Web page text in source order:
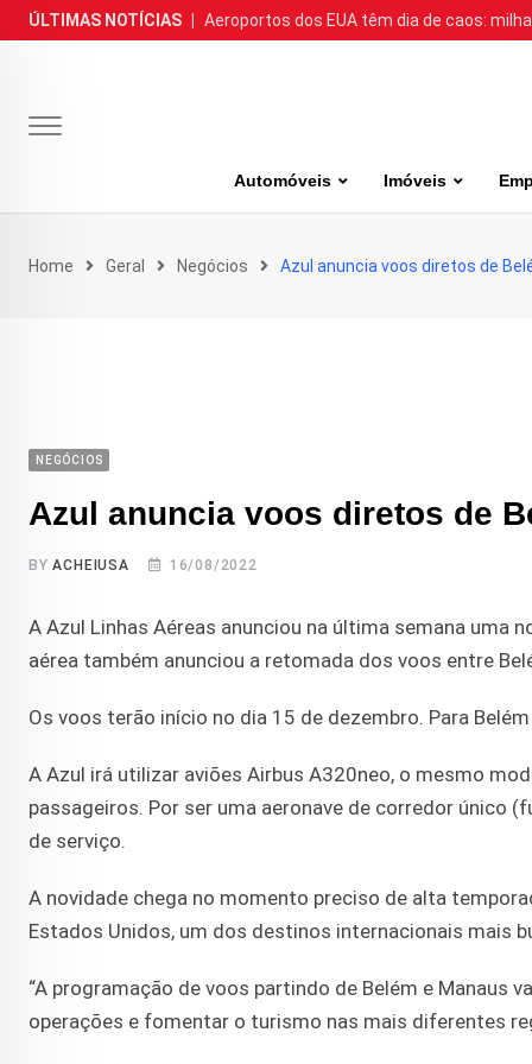
Skip
to
ÚLTIMAS NOTÍCIAS Aeroportos dos EUA têm dia de caos:
Automóveis Imóveis
Home Geral Negócios Azul anuncia voos diretos de
NEGÓCIOS
Azul anuncia voos diretos de
BYACHEIUSA 16/08/2022
A Azul Linhas Aéreas anunciou na última semana uma
aérea também anunciou a retomada dos voos entre
Os voos terão início no dia 15 de dezembro. Para
A Azul irá utilizar aviões Airbus A320neo, o mesmo
passageiros. Por ser uma aeronave de corredor único
de serviço.
A novidade chega no momento preciso de alta
Estados Unidos, um dos destinos internacionais mais
“A programação de voos partindo de Belém e Manaus
operações e fomentar o turismo nas mais diferentes